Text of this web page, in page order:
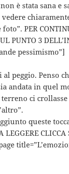
è stata sana e
vedere
PER
PUNTO 3
pessimismo”]
al peggio. Penso
andata in quel
ci
queste
LEGGERE